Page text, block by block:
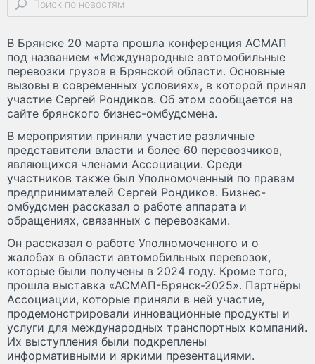
В Брянске 20 марта прошла конференция АСМАП
под названием «Международные автомобильные
перевозки грузов в Брянской области. Основные
вызовы в современных условиях», в которой принял
участие Сергей Рондиков. Об этом сообщается на
сайте брянского бизнес-омбудсмена.
В мероприятии приняли участие различные
представители власти и более 60 перевозчиков,
являющихся членами Ассоциации. Среди
участников также был Уполномоченный по правам
предпринимателей Сергей Рондиков. Бизнес-
омбудсмен рассказал о работе аппарата и
обращениях, связанных с перевозками.
Он рассказал о работе Уполномоченного и о
жалобах в области автомобильных перевозок,
которые были получены в 2024 году. Кроме того,
прошла выставка «АСМАП-Брянск-2025». Партнёры
Ассоциации, которые приняли в ней участие,
продемонстрировали инновационные продукты и
услуги для международных транспортных компаний.
Их выступления были подкреплены
информативными и яркими презентациями.